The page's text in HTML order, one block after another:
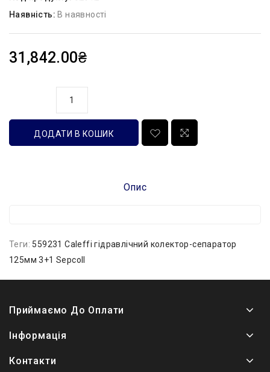
Наявність: В наявності
31,842.00₴
ДОДАТИ В КОШИК
Опис
Теги: 559231 Caleffi гідравлічний колектор-сепаратор
125мм 3+1 Sepcoll
Приймаємо До Оплати
Інформація
Контакти